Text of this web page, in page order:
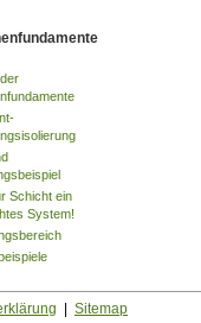
Schicht ein
System!
Sitemap